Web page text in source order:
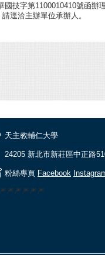
技字第1100010410號函辦
逕洽主辦單位承辦人。
天主教輔仁大學
24205 新北市新莊區中正路
粉絲專頁 Facebook
🎆🎆🎆🎆🎆🎆